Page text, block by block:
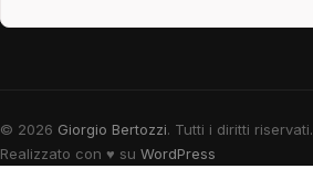
© 2026 Giorgio Bertozzi. Tutti i diritti riservati.
Realizzato con ♥ su WordPress